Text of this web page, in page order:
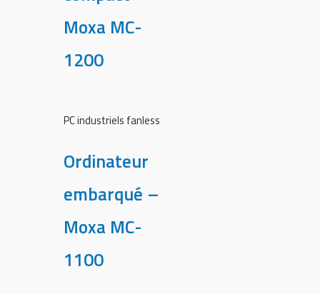
Moxa MC-
1200
PC industriels fanless
Ordinateur
embarqué –
Moxa MC-
1100